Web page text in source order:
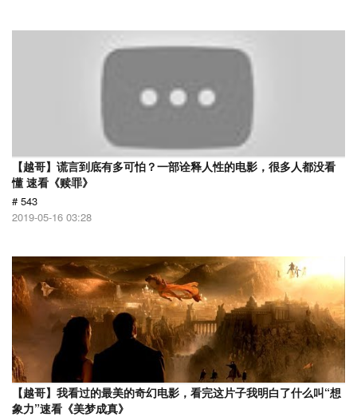
【越哥】谎言到底有多可怕？一部诠释人性的电影，很多人都没看
懂 速看《赎罪》
# 543
2019-05-16 03:28
【越哥】我看过的最美的奇幻电影，看完这片子我明白了什么叫“想
象力”速看《美梦成真》